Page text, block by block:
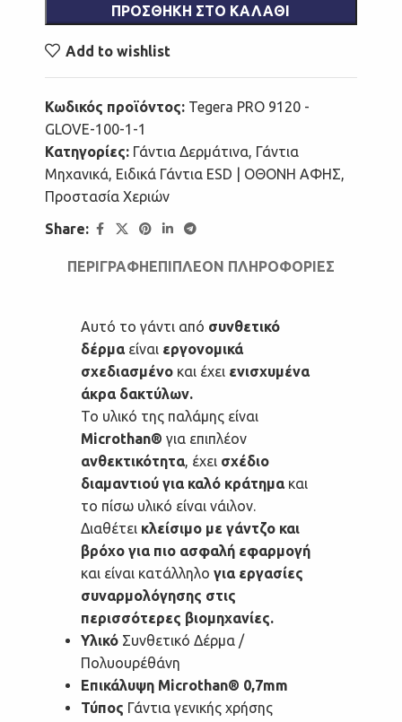
ΠΡΟΣΘΉΚΗ ΣΤΟ ΚΑΛΆΘΙ
Add to wishlist
Κωδικός προϊόντος: Tegera PRO 9120 -
GLOVE-100-1-1
Κατηγορίες: Γάντια Δερμάτινα, Γάντια
Μηχανικά, Ειδικά Γάντια ESD | ΟΘΟΝΗ ΑΦΗΣ,
Προστασία Χεριών
Share:
ΠΕΡΙΓΡΑΦΉΕΠΙΠΛΈΟΝ ΠΛΗΡΟΦΟΡΊΕΣ
Αυτό το γάντι από συνθετικό
δέρμαείναι εργονομικά
σχεδιασμένο και έχει ενισχυμένα
άκρα δακτύλων.
Το υλικό της παλάμης είναι
Microthan® για επιπλέον
ανθεκτικότητα, έχει σχέδιο
διαμαντιού για καλό κράτημακαι
το πίσω υλικό είναι νάιλον.
Διαθέτει κλείσιμο με γάντζο και
βρόχο για πιο ασφαλή εφαρμογή
και είναι κατάλληλο για εργασίες
συναρμολόγησης στις
περισσότερες βιομηχανίες.
Υλικό Συνθετικό Δέρμα /
Πολυουρέθάνη
Επικάλυψη Microthan® 0,7mm
Τύπος Γάντια γενικής χρήσης